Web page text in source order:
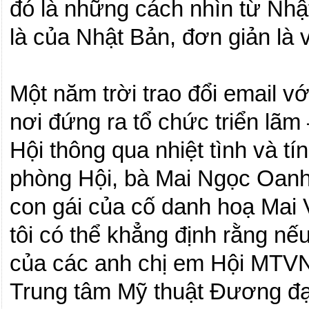
đó là những cách nhìn từ
là của Nhật Bản, đơn giản
Một năm trời trao đổi email
nơi đứng ra tổ chức triển
Hội thông qua nhiệt tình và
phòng Hội, bà Mai Ngọc
con gái của cố danh hoạ Mai
tôi có thể khẳng định rằng
của các anh chị em Hội
Trung tâm Mỹ thuật Đương